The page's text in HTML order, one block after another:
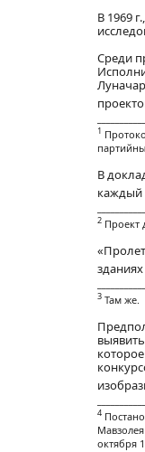
В 1969
Среди
1
В
каждый
2 Проект
3 Там же.
4
октября